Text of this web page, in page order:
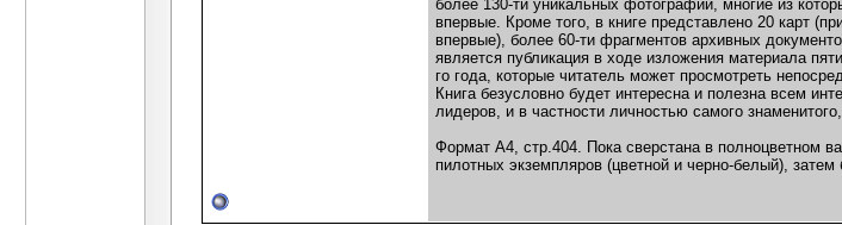
более 130-ти уникальных фотографий, многие из
впервые. Кроме того, в книге представлено 20 карт
впервые), более 60-ти фрагментов архивных
является публикация в ходе изложения материала
го года, которые читатель может просмотреть
Книга безусловно будет интересна и полезна всем
лидеров, и в частности личностью самого
Формат А4, стр.404. Пока сверстана в полноцветном
пилотных экземпляров (цветной и черно-белый),